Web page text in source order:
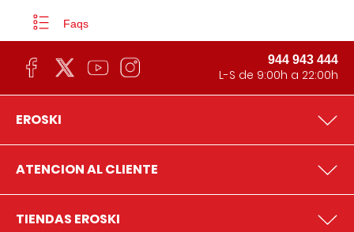
Faqs
944 943 444
L-S de 9:00h a 22:00h
EROSKI
ATENCION AL CLIENTE
TIENDAS EROSKI